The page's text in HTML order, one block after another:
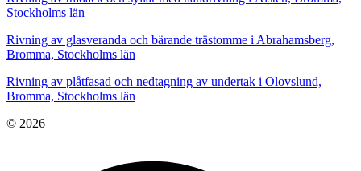
Stockholms län
Rivning av glasveranda och bärande trästomme i Abrahamsberg,
Bromma, Stockholms län
Rivning av plåtfasad och nedtagning av undertak i Olovslund,
Bromma, Stockholms län
© 2026